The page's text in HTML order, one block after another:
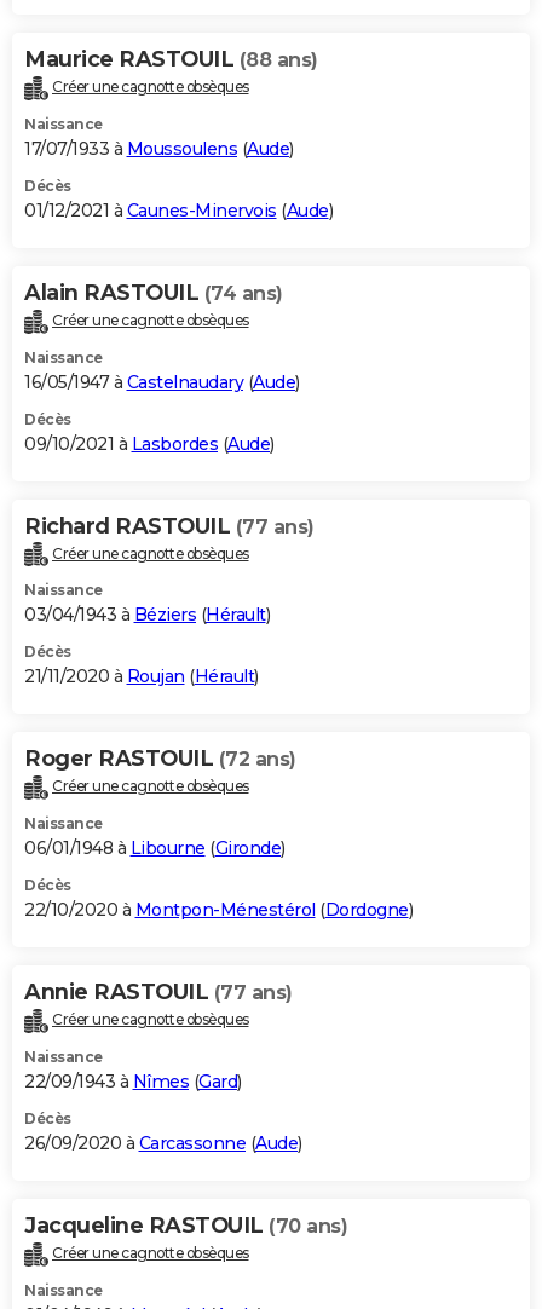
Maurice RASTOUIL (88 ans)
Créer une cagnotte obsèques
Naissance
17/07/1933 à Moussoulens (Aude)
Décès
01/12/2021 à Caunes-Minervois (Aude)
Alain RASTOUIL (74 ans)
Créer une cagnotte obsèques
Naissance
16/05/1947 à Castelnaudary(Aude)
Décès
09/10/2021 à Lasbordes (Aude)
Richard RASTOUIL (77 ans)
Créer une cagnotte obsèques
Naissance
03/04/1943 à Béziers (Hérault)
Décès
21/11/2020 à Roujan (Hérault)
Roger RASTOUIL (72 ans)
Créer une cagnotte obsèques
Naissance
06/01/1948 à Libourne (Gironde)
Décès
22/10/2020 à Montpon-Ménestérol (Dordogne)
Annie RASTOUIL (77 ans)
Créer une cagnotte obsèques
Naissance
22/09/1943 à Nîmes (Gard)
Décès
26/09/2020 à Carcassonne (Aude)
Jacqueline RASTOUIL (70 ans)
Créer une cagnotte obsèques
Naissance